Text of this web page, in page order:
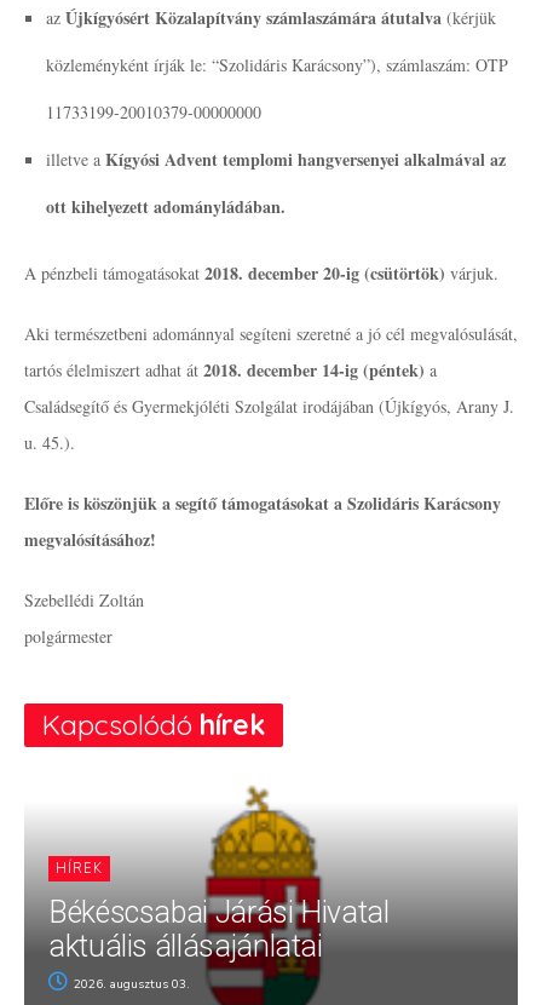
az Újkígyósért Közalapítvány számlaszámára átutalva(kérjük
közleményként írják le: “Szolidáris Karácsony”), számlaszám: OTP
11733199-20010379-00000000
illetve a Kígyósi Advent templomi hangversenyei alkalmával az
ott kihelyezett adományládában.
A pénzbeli támogatásokat 2018. december 20-ig (csütörtök) várjuk.
Aki természetbeni adománnyal segíteni szeretné a jó cél megvalósulását,
tartós élelmiszert adhat át 2018. december 14-ig (péntek) a
Családsegítő és Gyermekjóléti Szolgálat irodájában (Újkígyós, Arany J.
u. 45.).
Előre is köszönjük a segítő támogatásokat a Szolidáris Karácsony
megvalósításához!
Szebellédi Zoltán
polgármester
Kapcsolódó hírek
HÍREK
Békéscsabai Járási Hivatal
aktuális állásajánlatai
2026. augusztus 03.